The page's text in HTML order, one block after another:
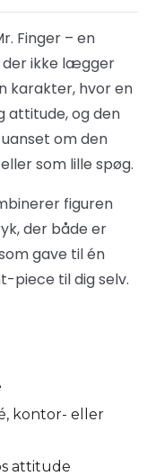
Finger – en
der ikke lægger
karakter, hvor en
attitude, og den
om den
som lille spøg.
figuren
der både er
gave til én
piece til dig selv.
kontor- eller
attitude